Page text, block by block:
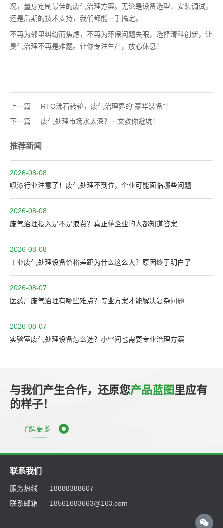
况，量身定制最佳的废气治理方案。无论是设备选型、安装调试，
还是后期的技术支持，我们都能一手搞定。
不再为邻里纠纷而焦虑，不再为环保问题失眠，选择清科创新，让
臭气治理不再是难题。让你专注生产，放心休息！
上一篇
RTO沸石转轮，废气治理界的“豪华装备”！
下一篇
废气处理市场水太深？一文教你避坑！
推荐新闻
2026-08-08
喷漆行业注意了！废气处理不到位，企业可能面临哪些问题
2026-08-08
废气治理投入是不是浪费？真正懂企业的人都知道答案
2026-08-08
工业废气处理设备价格差距为什么这么大？原因终于明白了
2026-08-07
医药厂废气治理有哪些难点？专业方案才能解决复杂问题
2026-08-07
实验室废气处理设备怎么选？小空间也需要专业治理方案
与我们产生合作，还原您产品蓝图里应有
的样子！
了解更多
联系我们
服务热线
18888388607
联系邮箱
18561683663@163.com